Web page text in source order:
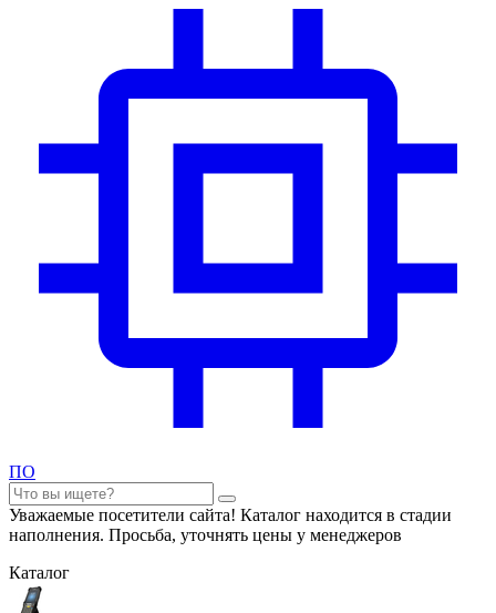
ПО
Уважаемые посетители сайта! Каталог находится в стадии
наполнения. Просьба, уточнять цены у менеджеров
Каталог